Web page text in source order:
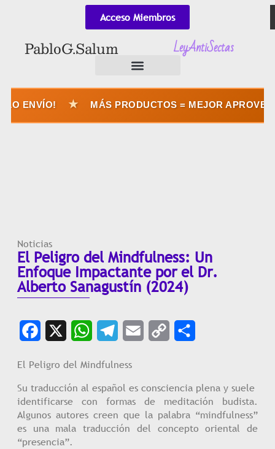
Acceso Miembros
Pablo G. Salum LeyAntiSectas
★ MÁS PRODUCTOS = MEJOR APROVECHÁS
Noticias
El Peligro del Mindfulness: Un
Enfoque Impactante por el Dr.
Alberto Sanagustín (2024)
Facebook WhatsAppTelegramEmail
Copy
El Peligro del Mindfulness
Su traducción al español es consciencia plena y suele
identificarse con formas de meditación budista.
Algunos autores creen que la palabra “mindfulness”
es una mala traducción del concepto oriental de
“presencia”.